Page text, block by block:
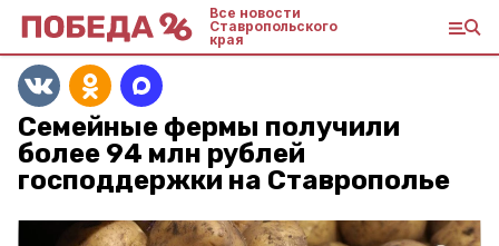
Все новости
Ставропольского
края
Семейные фермы получили
более 94 млн рублей
господдержки на Ставрополье